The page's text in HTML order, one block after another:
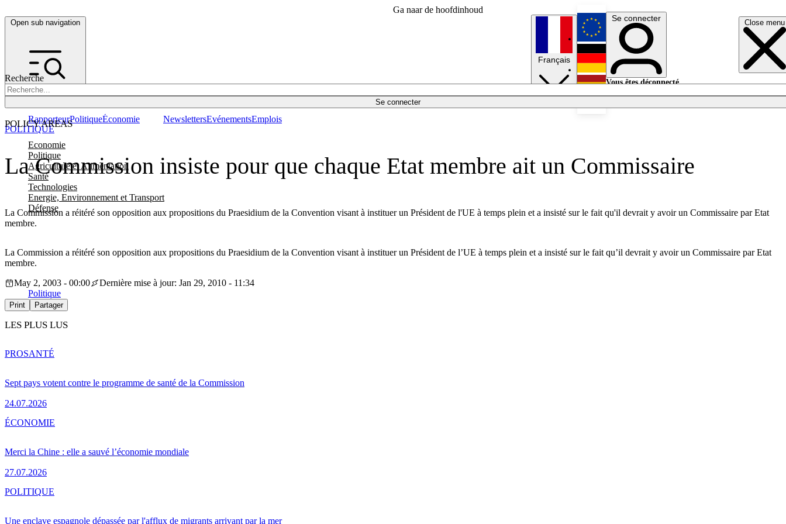
Ga naar de hoofdinhoud
Open sub navigation Close menu
Recherche
Se connecter
POLICY AREAS
Economie
Politique
Agriculture et Alimentation
Santé
Technologies
Energie, Environnement et Transport
Défense
RapporteurPolitiqueÉconomie NewslettersEvénementsEmplois
Français
English
Deutsch
Se connecter
Vous êtes déconnecté.
La Commission insiste pour que chaque Etat membre ait un Commissaire
La Commission a réitéré son opposition aux propositions du Praesidium de la Convention visant à instituer un Président de l'UE à temps plein et a insisté sur le fait qu'il devrait y avoir un Commissaire par Etat
membre.
POLITIQUE
La Commission a réitéré son opposition aux propositions du Praesidium de la Convention visant à instituer un Président de l’UE à temps plein et a insisté sur le fait qu’il devrait y avoir un Commissaire par Etat
membre.
May 2, 2003 - 00:00
Dernière mise à jour: Jan 29, 2010 - 11:34
Politique
Print Partager
LES PLUS LUS
Sept pays votent contre le programme de santé de la Commission
24.07.2026
PROSANTÉ
Merci la Chine : elle a sauvé l’économie mondiale
27.07.2026
ÉCONOMIE
Une enclave espagnole dépassée par l'afflux de migrants arrivant par la mer
POLITIQUE